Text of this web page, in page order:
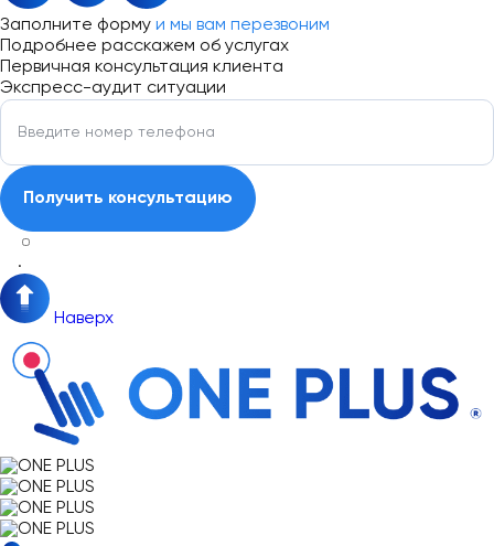
Заполните форму и мы вам перезвоним
Подробнее расскажем об услугах
Первичная консультация клиента
Экспресс-аудит ситуации
.
Наверх